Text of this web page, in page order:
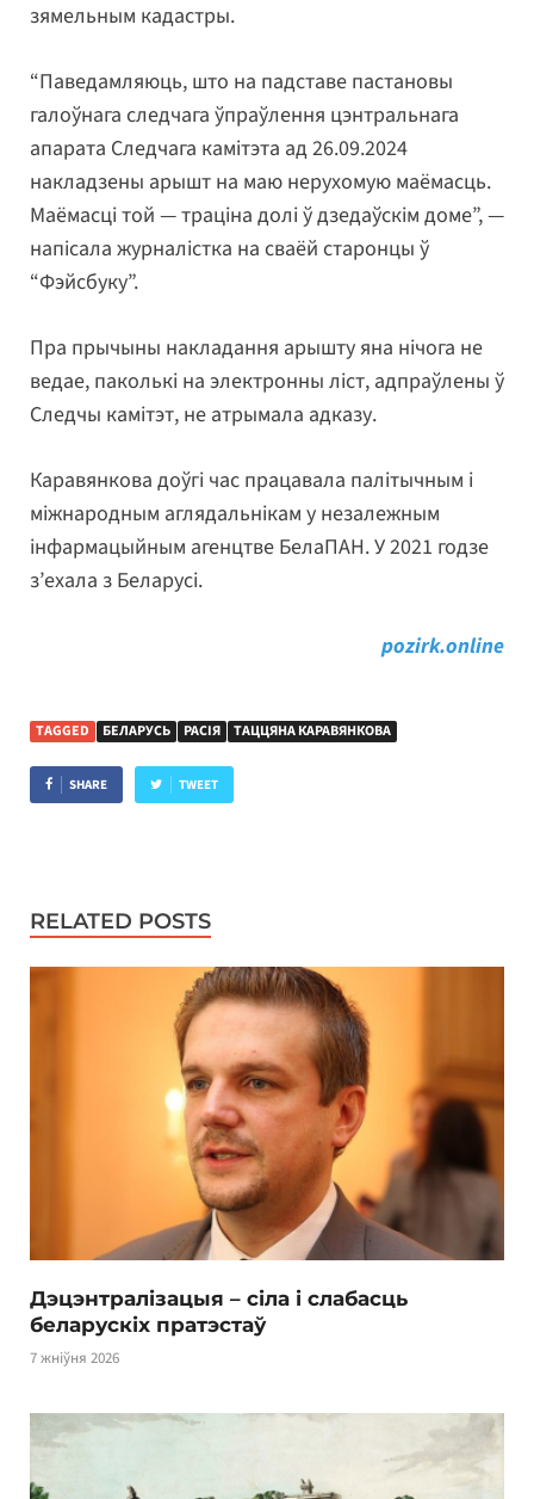
зямельным кадастры.
“Паведамляюць, што на падставе пастановы
галоўнага следчага ўпраўлення цэнтральнага
апарата Следчага камітэта ад 26.09.2024
накладзены арышт на маю нерухомую маёмасць.
Маёмасці той — траціна долі ў дзедаўскім доме”, —
напісала журналістка на сваёй старонцы ў
“Фэйсбуку”.
Пра прычыны накладання арышту яна нічога не
ведае, паколькі на электронны ліст, адпраўлены ў
Следчы камітэт, не атрымала адказу.
Каравянкова доўгі час працавала палітычным і
міжнародным аглядальнікам у незалежным
інфармацыйным агенцтве БелаПАН. У 2021 годзе
з’ехала з Беларусі.
pozirk.online
TAGGED БЕЛАРУСЬ РАСІЯ ТАЦЦЯНА КАРАВЯНКОВА
SHARE TWEET
RELATED POSTS
Дэцэнтралізацыя – сіла і слабасць
беларускіх пратэстаў
7 жніўня 2026